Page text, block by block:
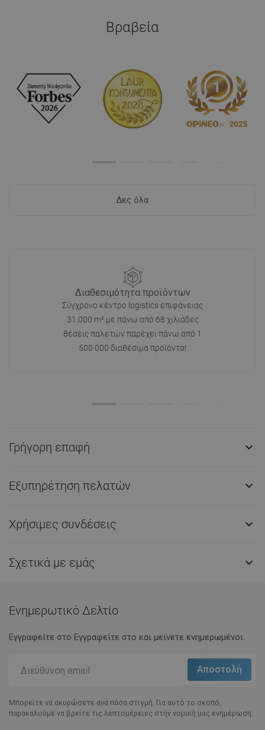
Βραβεία
Δες όλα
Διαθεσιμότητα προϊόντων
Σύγχρονο κέντρο logistics επιφάνειας
31 000 m² με πάνω από 68 χιλιάδες
θέσεις παλετών παρέχει πάνω από 1
500 000 διαθέσιμα προϊόντα!
Γρήγορη επαφή 
Εξυπηρέτηση πελατών 
Χρήσιμες συνδέσεις 
Σχετικά με εμάς 
Ενημερωτικό Δελτίο
Εγγραφείτε στο Eγγραφείτε στο και μείνετε ενημερωμένοι.
Μπορείτε να ακυρώσετε ανά πάσα στιγμή. Για αυτό το σκοπό,
παρακαλούμε να βρείτε τις λεπτομέρειες στην νομική μας ενημέρωση.